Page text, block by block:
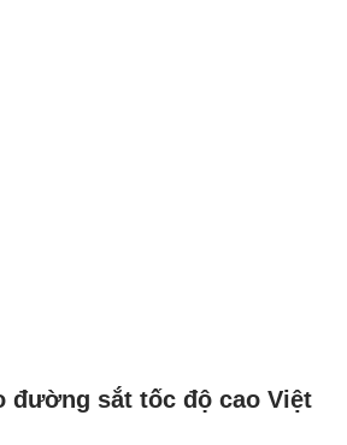
đường sắt tốc độ cao Việt